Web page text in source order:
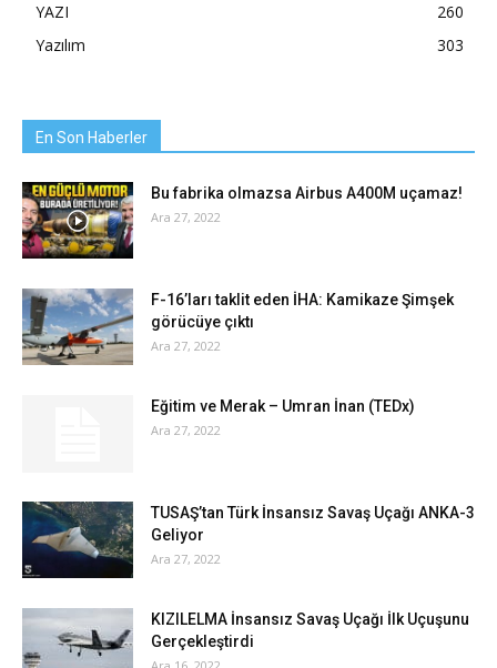
YAZI
260
Yazılım
303
En Son Haberler
Bu fabrika olmazsa Airbus A400M uçamaz!
Ara 27, 2022
F-16’ları taklit eden İHA: Kamikaze Şimşek
görücüye çıktı
Ara 27, 2022
Eğitim ve Merak – Umran İnan (TEDx)
Ara 27, 2022
TUSAŞ’tan Türk İnsansız Savaş Uçağı ANKA-3
Geliyor
Ara 27, 2022
KIZILELMA İnsansız Savaş Uçağı İlk Uçuşunu
Gerçekleştirdi